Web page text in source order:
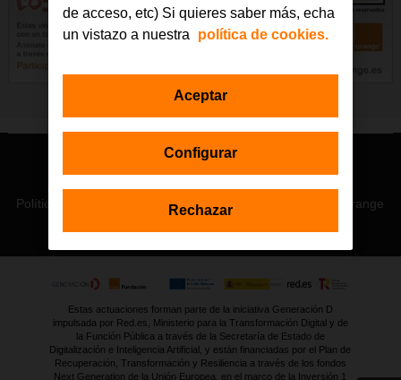
© Orange 2026
Accesibilidad
Lectura accesible: Confort+
Contacto
Política de privacidad
Política de cookies Orange
Estas actuaciones forman parte de la iniciativa Generación D
impulsada por Red.es, Ministerio para la Transformación Digital y de
la Función Pública a través de la Secretaría de Estado de
Digitalización e Inteligencia Artificial, y están financiadas por el Plan de
Recuperación, Transformación y Resiliencia a través de los fondos
Next Generation de la Unión Europea, en el marco de la Inversión 1
de acceso, etc) Si quieres saber más, echa
un vistazo a nuestra
política de cookies.
Configurar
Rechazar
Aceptar